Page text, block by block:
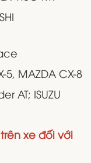
5, MAZDA CX-8
AT; ISUZU
xe đối với